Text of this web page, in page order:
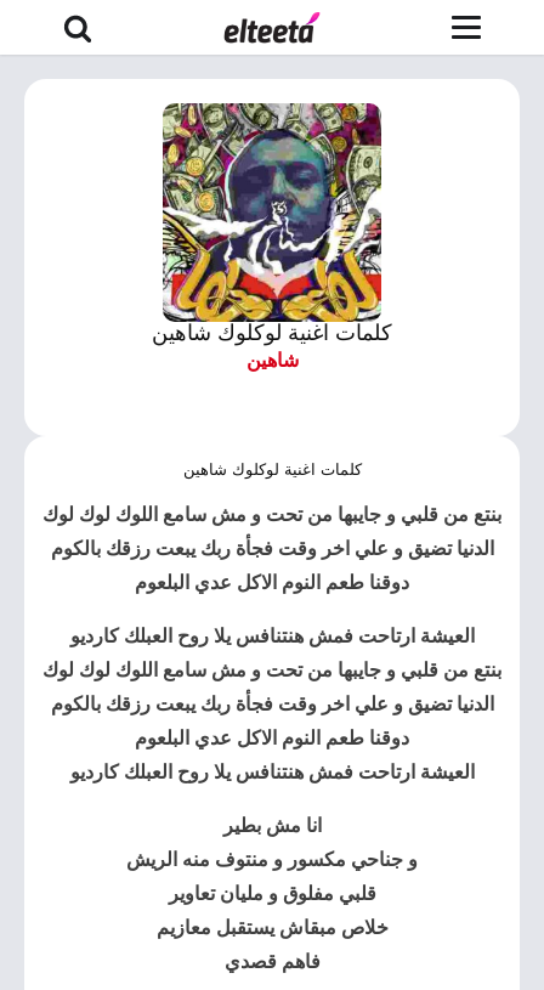
كلمات اغنية لوكلوك شاهين
شاهين
كلمات اغنية لوكلوك شاهين
بنتع من قلبي و جايبها من تحت و مش سامع اللوك لوك لوك
الدنيا تضيق و علي اخر وقت فجأة ربك يبعت رزقك بالكوم
دوقنا طعم النوم الاكل عدي البلعوم
العيشة ارتاحت فمش هنتنافس يلا روح العبلك كارديو
بنتع من قلبي و جايبها من تحت و مش سامع اللوك لوك لوك
الدنيا تضيق و علي اخر وقت فجأة ربك يبعت رزقك بالكوم
دوقنا طعم النوم الاكل عدي البلعوم
العيشة ارتاحت فمش هنتنافس يلا روح العبلك كارديو
انا مش بطير
و جناحي مكسور و منتوف منه الريش
قلبي مفلوق و مليان تعاوير
خلاص مبقاش يستقبل معازيم
فاهم قصدي